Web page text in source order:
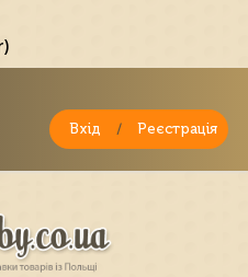
Вхід / Реєстрація